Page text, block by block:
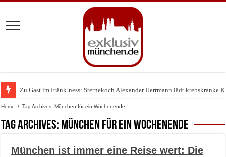
Zu Gast im Fränk’ness: Sternekoch Alexander Herrmann lädt krebskranke
Warum München gerade zum Treffpunkt der Lingerie-Branche wurde
Home / Tag Archives: München für ein Wochenende
Tag Archives: München für ein Wochenende
München ist immer eine Reise wert: Die